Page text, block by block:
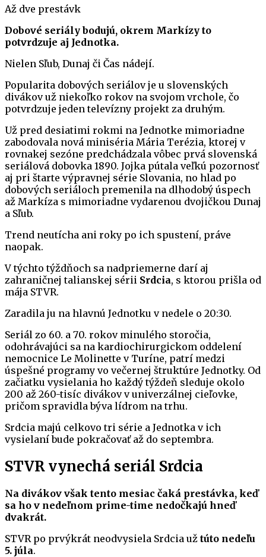
Až dve prestávk
Dobové seriály bodujú, okrem Markízy to
potvrdzuje aj Jednotka.
Nielen Sľub, Dunaj či Čas nádejí.
Popularita dobových seriálov je u slovenských
divákov už niekoľko rokov na svojom vrchole, čo
potvrdzuje jeden televízny projekt za druhým.
Už pred desiatimi rokmi na Jednotke mimoriadne
zabodovala nová miniséria Mária Terézia, ktorej v
rovnakej sezóne predchádzala vôbec prvá slovenská
seriálová dobovka 1890. Jojka pútala veľkú pozornosť
aj pri štarte výpravnej série Slovania, no hlad po
dobových seriáloch premenila na dlhodobý úspech
až Markíza s mimoriadne vydarenou dvojičkou Dunaj
a Sľub.
Trend neutícha ani roky po ich spustení, práve
naopak.
V týchto týždňoch sa nadpriemerne darí aj
zahraničnej talianskej sérii Srdcia, s ktorou prišla od
mája STVR.
Zaradila ju na hlavnú Jednotku v nedele o 20:30.
Seriál zo 60. a 70. rokov minulého storočia,
odohrávajúci sa na kardiochirurgickom oddelení
nemocnice Le Molinette v Turíne, patrí medzi
úspešné programy vo večernej štruktúre Jednotky. Od
začiatku vysielania ho každý týždeň sleduje okolo
200 až 260-tisíc divákov v univerzálnej cieľovke,
pričom spravidla býva lídrom na trhu.
Srdcia majú celkovo tri série a Jednotka v ich
vysielaní bude pokračovať až do septembra.
STVR vynechá seriál Srdcia
Na divákov však tento mesiac čaká prestávka, keď
sa ho v nedeľnom prime-time nedočkajú hneď
dvakrát.
STVR po prvýkrát neodvysiela Srdcia už túto nedeľu
5. júla.